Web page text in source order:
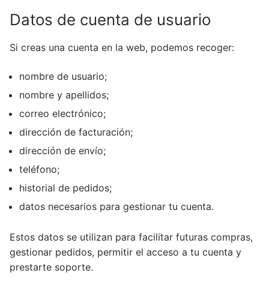
Datos de cuenta de usuario
Si creas una cuenta en la web, podemos recoger:
nombre de usuario;
nombre y apellidos;
correo electrónico;
dirección de facturación;
dirección de envío;
teléfono;
historial de pedidos;
datos necesarios para gestionar tu cuenta.
Estos datos se utilizan para facilitar futuras compras,
gestionar pedidos, permitir el acceso a tu cuenta y
prestarte soporte.